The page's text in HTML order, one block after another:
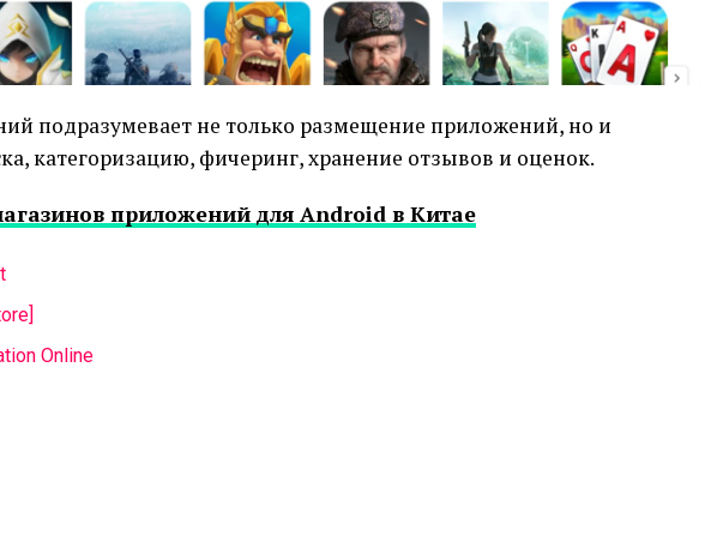
подразумевает не только размещение приложений, но и
категоризацию, фичеринг, хранение отзывов и оценок.
приложений для Android в Китае
Online